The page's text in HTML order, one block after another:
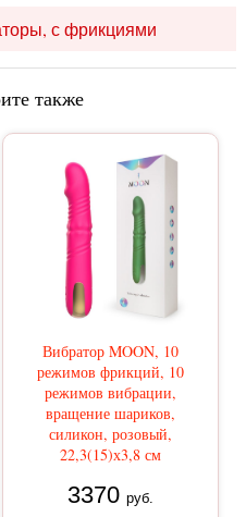
с фрикциями
также
Вибратор MOON, 10
режимов фрикций, 10
режимов вибрации,
вращение шариков,
силикон, розовый,
22,3(15)х3,8 см
3370 руб.